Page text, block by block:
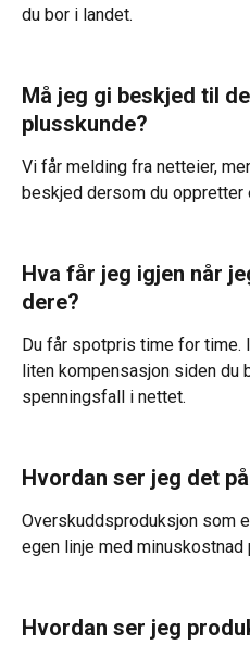
du bor i landet.
Må jeg gi beskjed til
plusskunde?
Vi får melding fra netteier,
beskjed dersom du oppretter
Hva får jeg igjen når
dere?
Du får spotpris time for time.
liten kompensasjon siden du
spenningsfall i nettet.
Hvordan ser jeg det
Overskuddsproduksjon som
egen linje med minuskostnad
Hvordan ser jeg